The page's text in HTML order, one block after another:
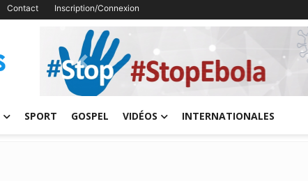
Contact Inscription/Connexion
Previous
SPORT GOSPEL VIDÉOS INTERNATIONALES